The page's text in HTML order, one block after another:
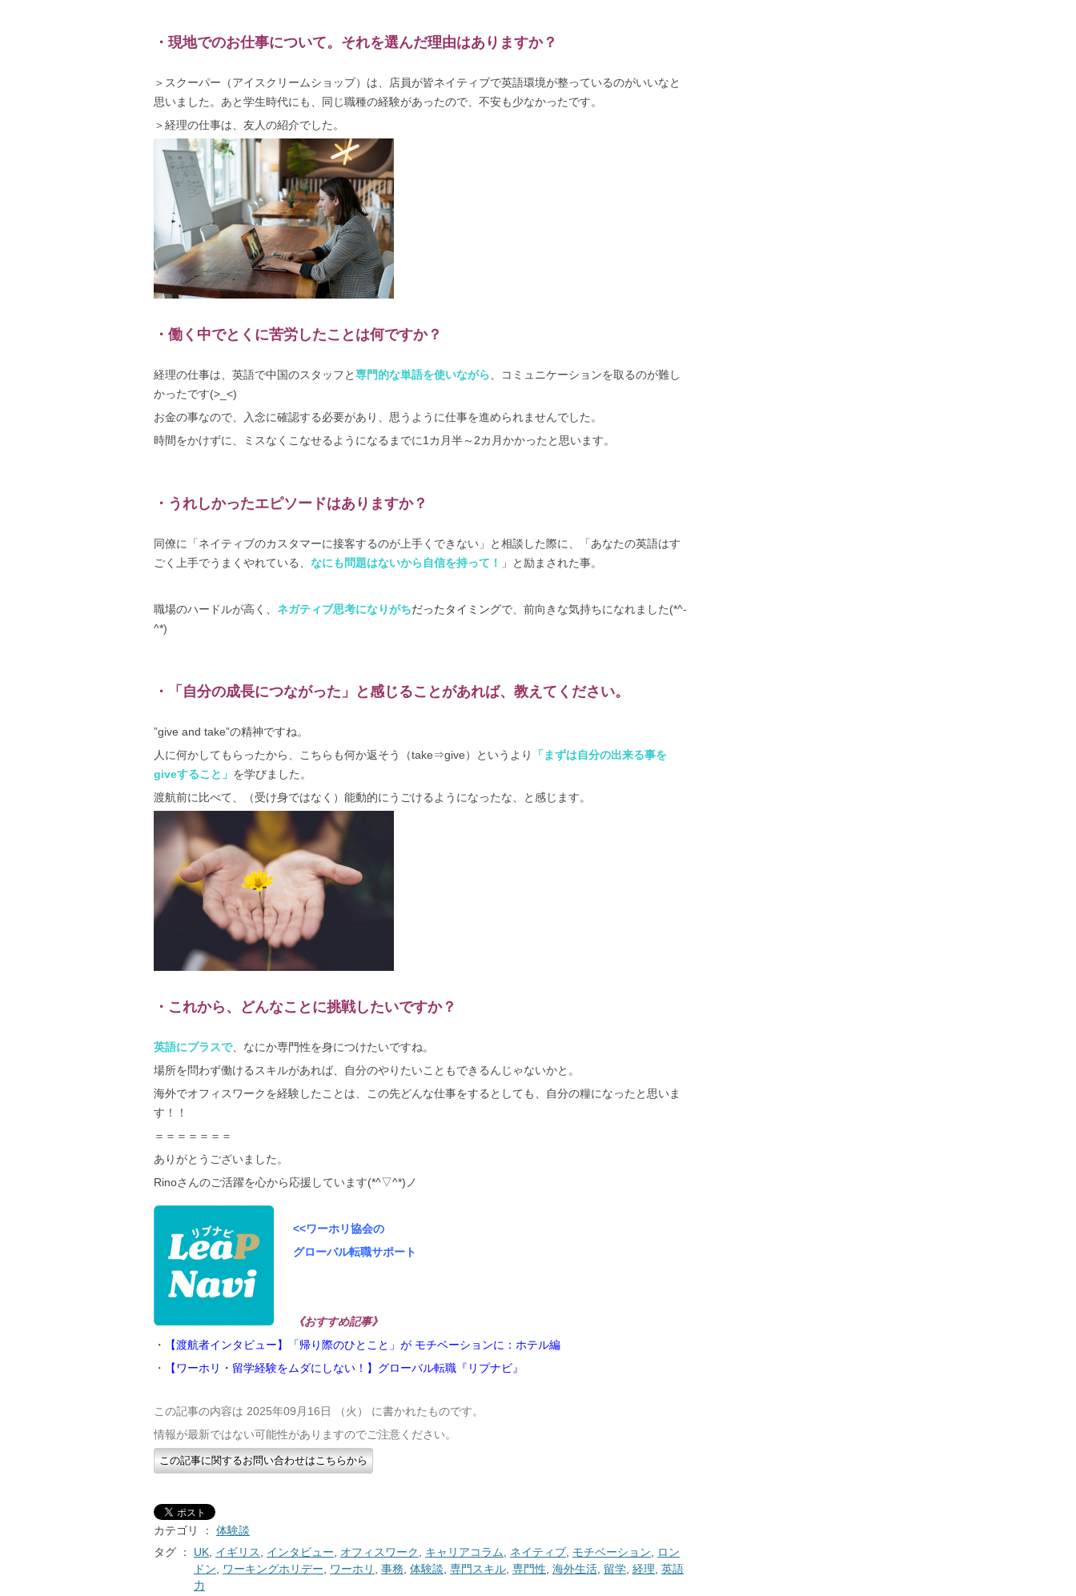
・現地でのお仕事について。それを選んだ理由はありますか？
＞スクーパー（アイスクリームショップ）は、店員が皆ネイティブで英語環境が整っているのがいいなと
思いました。あと学生時代にも、同じ職種の経験があったので、不安も少なかったです。
＞経理の仕事は、友人の紹介でした。
・働く中でとくに苦労したことは何ですか？
経理の仕事は、英語で中国のスタッフと専門的な単語を使いながら 、コミュニケーションを取るのが難し
かったです(>_<)
お金の事なので、入念に確認する必要があり、思うように仕事を進められませんでした。
時間をかけずに、ミスなくこなせるようになるまでに1カ月半～2カ月かかったと思います。
・うれしかったエピソードはありますか？
同僚に「ネイティブのカスタマーに接客するのが上手くできない」と相談した際に、「あなたの英語はす
ごく上手でうまくやれている、 なにも問題はないから自信を持って！ 」と励まされた事。
職場のハードルが高く、 ネガティブ思考になりがちだったタイミングで、前向きな気持ちになれました(*^-
^*)
・「自分の成長につながった」と感じることがあれば、教えてください。
”give and take”の精神ですね。
人に何かしてもらったから、こちらも何か返そう（take⇒give）というより
「まずは自分の出来る事を
giveすること」 を学びました。
渡航前に比べて、（受け身ではなく）能動的にうごけるようになったな、と感じます。
・これから、どんなことに挑戦したいですか？
英語にプラスで、なにか専門性を身につけたいですね。
場所を問わず働けるスキルがあれば、自分のやりたいこともできるんじゃないかと。
海外でオフィスワークを経験したことは、この先どんな仕事をするとしても、
自分の糧になったと思いま
す！！
＝＝＝＝＝＝＝
ありがとうございました。
Rinoさんのご活躍を心から応援しています(*^▽^*)ノ
<<ワーホリ協会の
グローバル転職サポート
《おすすめ記事》
・
【渡航者インタビュー】「帰り際のひとこと」が モチベーションに：ホテル編
・
【ワーホリ・留学経験をムダにしない！】グローバル転職『リプナビ』
この記事の内容は 2025年09月16日 （火） に書かれたものです。
情報が最新ではない可能性がありますのでご注意ください。
この記事に関するお問い合わせはこちらから
カテゴリ ： 体験談
タグ ：
UK イギリス インタビュー オフィスワーク キャリアコラム ネイティブ モチベーション
ロン
ドン
ワーキングホリデー ワーホリ 事務 体験談 専門スキル 専門性 海外生活 留学 経理 英語
力